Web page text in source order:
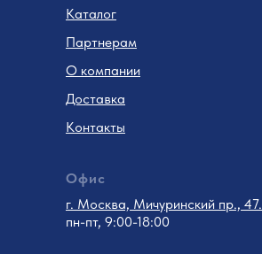
Каталог
Партнерам
О компании
Доставка
Контакты
Офис
г. Москва, Мичуринский пр., 47.
пн-пт, 9:00-18:00